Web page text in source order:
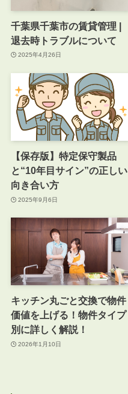
千葉県千葉市の賃貸管理 |
退去時トラブルについて
2025年4月26日
【保存版】特定保守製品
と“10年目サイン”の正しい
向き合い方
2025年9月6日
キッチン丸ごと交換で物件
価値を上げる！物件タイプ
別に詳しく解説！
2026年1月10日